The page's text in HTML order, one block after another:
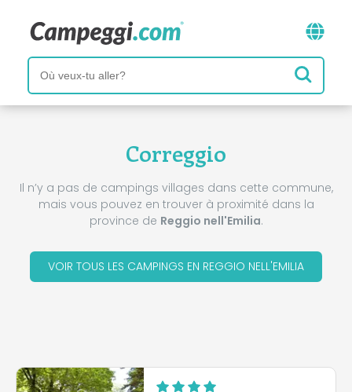
Correggio
Il n’y a pas de campings villages dans cette commune,
mais vous pouvez en trouver à proximité dans la
province de Reggio nell'Emilia.
VOIR TOUS LES CAMPINGS EN REGGIO NELL'EMILIA